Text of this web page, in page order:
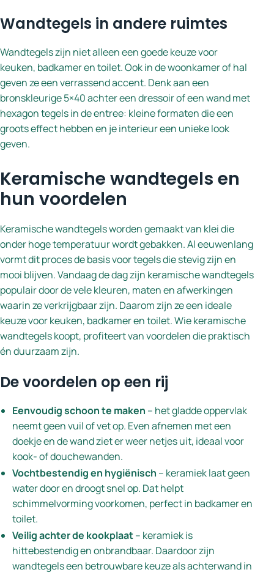
Wandtegels in andere ruimtes
Wandtegels zijn niet alleen een goede keuze voor
keuken, badkamer en toilet. Ook in de woonkamer of hal
geven ze een verrassend accent. Denk aan een
bronskleurige 5×40 achter een dressoir of een wand met
hexagon tegels in de entree: kleine formaten die een
groots effect hebben en je interieur een unieke look
geven.
Keramische wandtegels en
hun voordelen
Keramische wandtegels worden gemaakt van klei die
onder hoge temperatuur wordt gebakken. Al eeuwenlang
vormt dit proces de basis voor tegels die stevig zijn en
mooi blijven. Vandaag de dag zijn keramische wandtegels
populair door de vele kleuren, maten en afwerkingen
waarin ze verkrijgbaar zijn. Daarom zijn ze een ideale
keuze voor keuken, badkamer en toilet. Wie keramische
wandtegels koopt, profiteert van voordelen die praktisch
én duurzaam zijn.
De voordelen op een rij
Eenvoudig schoon te maken – het gladde oppervlak
neemt geen vuil of vet op. Even afnemen met een
doekje en de wand ziet er weer netjes uit, ideaal voor
kook- of douchewanden.
Vochtbestendig en hygiënisch – keramiek laat geen
water door en droogt snel op. Dat helpt
schimmelvorming voorkomen, perfect in badkamer en
toilet.
Veilig achter de kookplaat– keramiek is
hittebestendig en onbrandbaar. Daardoor zijn
wandtegels een betrouwbare keuze als achterwand in